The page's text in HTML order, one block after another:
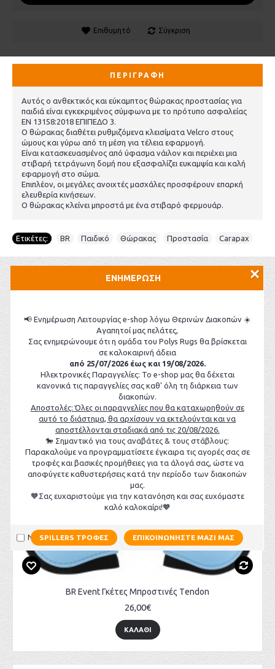
ΕΝΗΜΕΡΩΣΗ
📢 Ενημέρωση Λειτουργίας e-shop λόγω Θερινών Διακοπών ☀️
Αγαπητοί μας πελάτες,
Σας ενημερώνουμε ότι η ομάδα του Polys Rugs θα βρίσκεται
σε καλοκαιρινή άδεια
από 25/07/2026 έως και 19/08/2026.
Ηλεκτρονικές Παραγγελίες: Το e-shop μας θα δέχεται
κανονικά τις παραγγελίες σας καθ' όλη τη διάρκεια των
διακοπών.
Αποστολές: Όλες οι παραγγελίες που θα καταχωρηθούν σε
αυτό το διάστημα, θα αρχίσουν να εκτελούνται και να
αποστέλλονται σταδιακά από τις 20/08/2026.
🐎 Σημαντικό για τους αναβάτες & τους στάβλους:
Παρακαλούμε να προγραμματίσετε έγκαιρα τις αγορές σας σε
τροφές και βασικές προμήθειες για τα άλογά σας, ώστε να
αποφύγετε καθυστερήσεις κατά την περίοδο των διακοπών
μας.
🧡Σας ευχαριστούμε για την κατανόηση και σας ευχόμαστε
καλό καλοκαίρι!🧡
Να μην εμφανιστεί ξανά
SPILLERS ΤΡΟΦΈΣ ΕΠΙΚΟΙΝΩΝΉΣΤΕ ΜΑΖΊ ΜΑΣ
×
Επιθυμητό Σύγκριση
ΠΕΡΙΓΡΑΦΉ
Αυτός ο ανθεκτικός και εύκαμπτος θώρακας προστασίας για
παιδιά είναι εγκεκριμένος σύμφωνα με το πρότυπο ασφαλείας
EN 13158:2018 ΕΠΙΠΕΔΟ 3.
Ο θώρακας διαθέτει ρυθμιζόμενα κλεισίματα Velcro στους
ώμους και γύρω από τη μέση για τέλεια εφαρμογή.
Είναι κατασκευασμένος από ύφασμα νάιλον και περιέχει μια
στιβαρή τετράγωνη δομή που εξασφαλίζει ευκαμψία και καλή
εφαρμογή στο σώμα.
Επιπλέον, οι μεγάλες ανοιχτές μασχάλες προσφέρουν επαρκή
ελευθερία κινήσεων.
Ο θώρακας κλείνει μπροστά με ένα στιβαρό φερμουάρ.
Ετικέτες: BR Παιδικό Θώρακας Προστασία Carapax
BR Event Γκέτες Μπροστινές Τendon
26,00€
ΚΑΛΆΘΙ